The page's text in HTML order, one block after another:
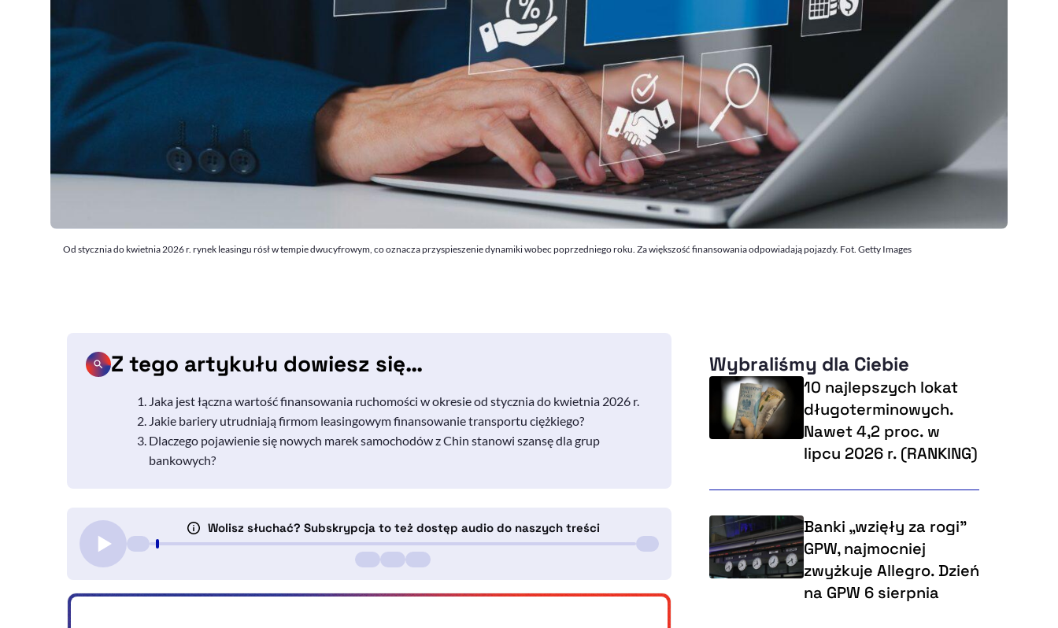
Od stycznia do kwietnia 2026 r. rynek leasingu rósł w tempie dwucyfrowym, co oznacza przyspieszenie dynamiki wobec poprzedniego roku. Za większość finansowania odpowiadają pojazdy. Fot. Getty Images
Z tego artykułu dowiesz się…
Jaka jest łączna wartość finansowania ruchomości w okresie od stycznia do kwietnia 2026 r.
Jakie bariery utrudniają firmom leasingowym finansowanie transportu ciężkiego?
Dlaczego pojawienie się nowych marek samochodów z Chin stanowi szansę dla grup
bankowych?
Wybraliśmy dla Ciebie
10 najlepszych lokat
długoterminowych.
Nawet 4,2 proc. w
lipcu 2026 r. (RANKING)
Banki „wzięły za rogi"
GPW, najmocniej
zwyżkuje Allegro. Dzień
na GPW 6 sierpnia